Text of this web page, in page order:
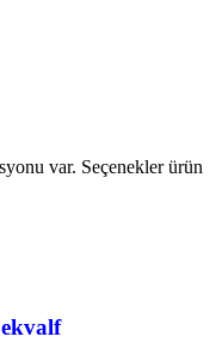
var. Seçenekler ürün